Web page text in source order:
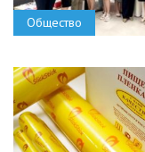
Общество